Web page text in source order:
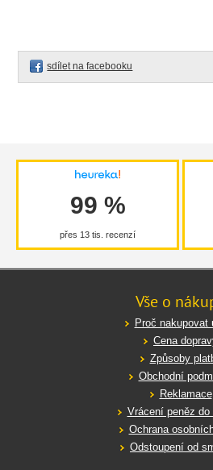
sdílet na facebooku
99 %
přes 13 tis. recenzí
Vše o
Proč nakupovat
Cena
Způsoby
Obchodní
Reklamace
Vrácení peněz do
Ochrana
Odstoupení od